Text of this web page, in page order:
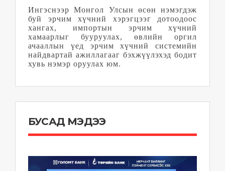
Ингэснээр Монгол Улсын өсөн нэмэгдэж
буй эрчим хүчний хэрэгцээг дотоодоос
хангах, импортын эрчим хүчний
хамаарлыг бууруулах, өвлийн оргил
ачааллын үед эрчим хүчний системийн
найдвартай ажиллагааг бэхжүүлэхэд бодит
хувь нэмэр оруулах юм.
БУСАД МЭДЭЭ